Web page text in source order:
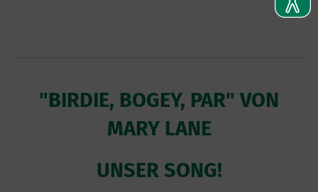
"BIRDIE, BOGEY, PAR" VON
MARY LANE
UNSER SONG!